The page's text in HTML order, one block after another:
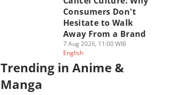
Consumers Don't
Hesitate to Walk
Away From a Brand
7 Aug 2026, 11:00 WIB
English
Trending in Anime &
Manga